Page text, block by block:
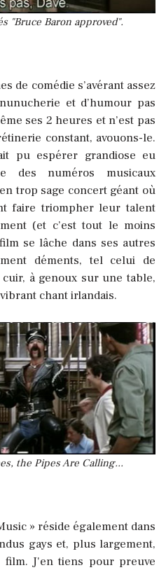
"Bruce Baron approved".
de comédie s’avérant assez
et d’humour pas
ses 2 heures et n’est pas
constant, avouons-le.
pu espérer grandiose eu
des numéros musicaux
trop sage concert géant où
faire triompher leur talent
(et c’est tout le moins
se lâche dans ses autres
déments, tel celui de
à genoux sur une table,
chant irlandais.
the Pipes Are Calling...
» réside également dans
gays et, plus largement,
J'en tiens pour preuve